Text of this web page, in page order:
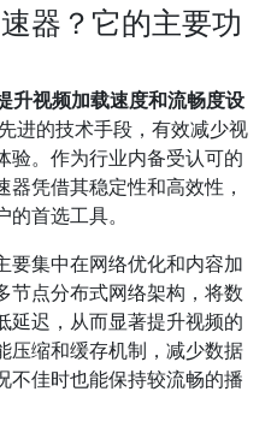
器？它的主要功
升视频加载速度和流畅度设
进的技术手段，有效减少视
验。作为行业内备受认可的
凭借其稳定性和高效性，
首选工具。
要集中在网络优化和内容加
节点分布式网络架构，将数
延迟，从而显著提升视频的
压缩和缓存机制，减少数据
不佳时也能保持较流畅的播